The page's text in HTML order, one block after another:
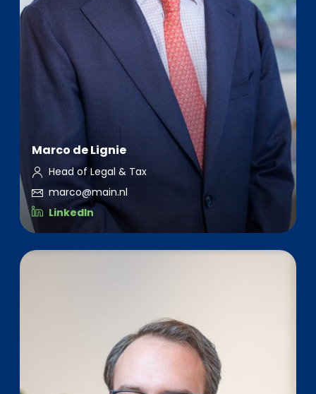
Marco de Lignie
Head of Legal & Tax
marco@main.nl
LinkedIn